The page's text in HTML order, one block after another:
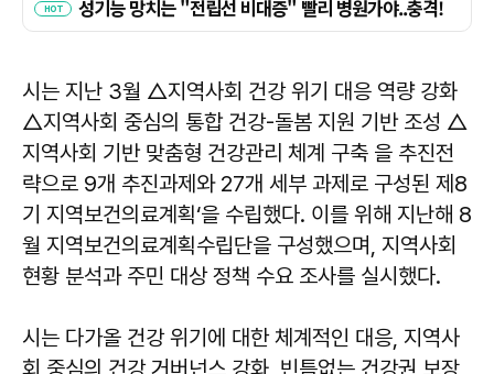
시는 지난 3월 △지역사회 건강 위기 대응 역량 강화
△지역사회 중심의 통합 건강-돌봄 지원 기반 조성 △
지역사회 기반 맞춤형 건강관리 체계 구축 을 추진전
략으로 9개 추진과제와 27개 세부 과제로 구성된 제8
기 지역보건의료계획‘을 수립했다. 이를 위해 지난해 8
월 지역보건의료계획수립단을 구성했으며, 지역사회
현황 분석과 주민 대상 정책 수요 조사를 실시했다.
시는 다가올 건강 위기에 대한 체계적인 대응, 지역사
회 중심의 건강 거버넌스 강화, 빈틈없는 건강권 보장